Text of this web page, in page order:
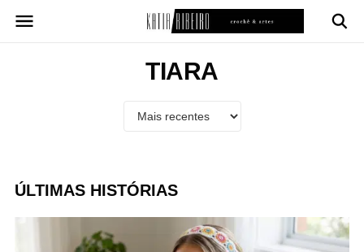
para
TIARA
ÚLTIMAS HISTÓRIAS